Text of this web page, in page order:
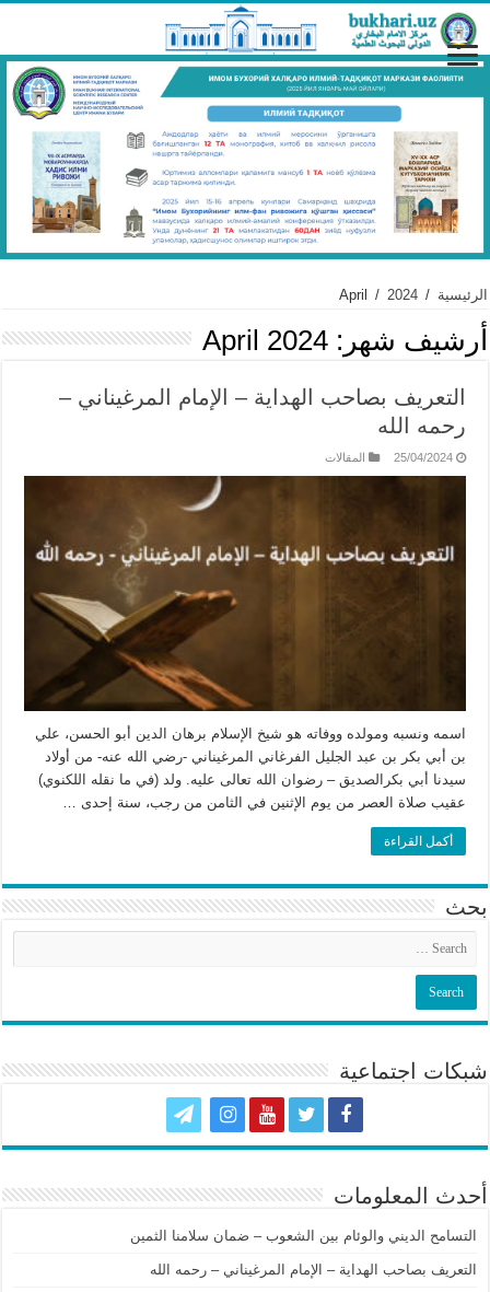
الرئيسية /
2024
/
April
أرشيف شهر:April 2024
التعريف بصاحب الهداية – الإمام المرغيناني –
رحمه الله
25/04/2024 المقالات
اسمه ونسبه ومولده ووفاته هو شيخ الإسلام برهان الدين أبو الحسن، علي
بن أبي بكر بن عبد الجليل الفرغاني المرغيناني -رضي الله عنه- من أولاد
سيدنا أبي بكرالصديق – رضوان الله تعالى عليه. ولد (في ما نقله اللكنوي)
عقيب صلاة العصر من يوم الإثنين في الثامن من رجب، سنة إحدى …
أكمل القراءة
بحث
شبكات اجتماعية
أحدث المعلومات
التسامح الديني والوئام بين الشعوب – ضمان سلامنا الثمين
التعريف بصاحب الهداية – الإمام المرغيناني – رحمه الله